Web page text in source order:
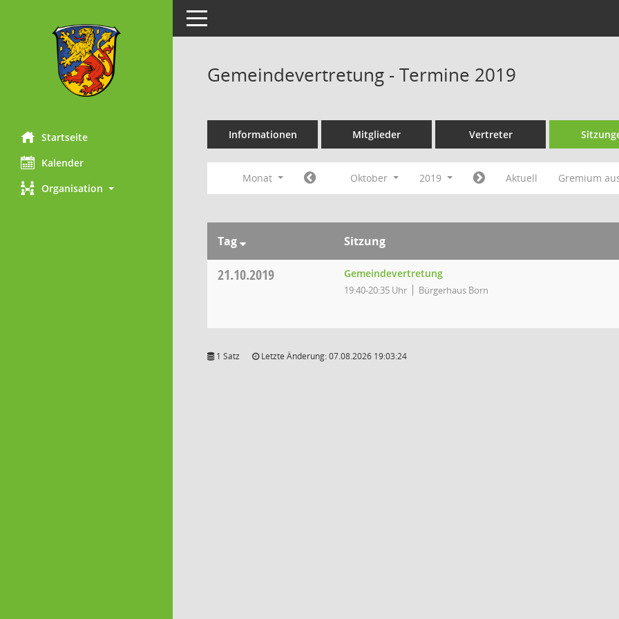
Startseite
Kalender
Organisation
Toggle navigation
Gemeindevertretung - Termine 2019
Informationen Mitglieder Vertreter
Monat Oktober 2019 Aktuell Gremium
Tag Sitzung
21.10.2019 Gemeindevertretung
19:40-20:35 Uhr Bürgerhaus Born
1 Satz Letzte Änderung: 07.08.2026 19:03:24